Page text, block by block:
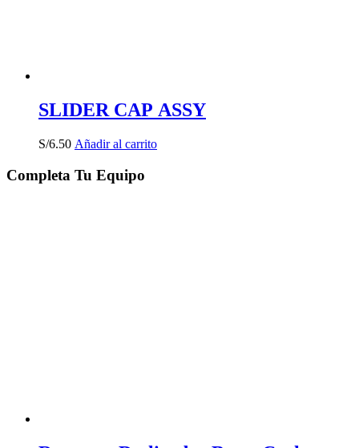
SLIDER CAP ASSY
S/6.50 Añadir al carrito
Completa Tu Equipo